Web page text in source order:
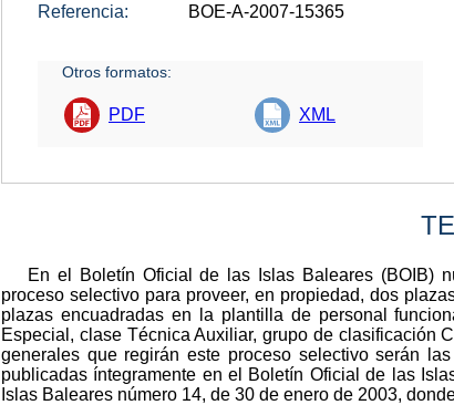
Referencia:
BOE-A-2007-15365
Otros formatos:
PDF XML
En el Boletín Oficial de las Islas Baleares (BOIB)
proceso selectivo para proveer, en propiedad, dos
plazas encuadradas en la plantilla de personal
Especial, clase Técnica Auxiliar, grupo de clasificación
generales que regirán este proceso selectivo serán
publicadas íntegramente en el Boletín Oficial de las
Islas Baleares número 14, de 30 de enero de 2003,